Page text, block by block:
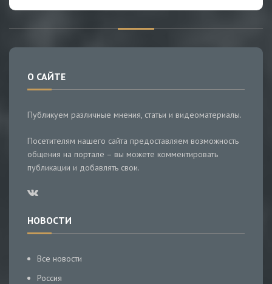
О САЙТЕ
Публикуем различные мнения, статьи и видеоматериалы.
Посетителям нашего сайта предоставляем возможность
общения на портале – вы можете комментировать
публикации и добавлять свои.
НОВОСТИ
Все новости
Россия